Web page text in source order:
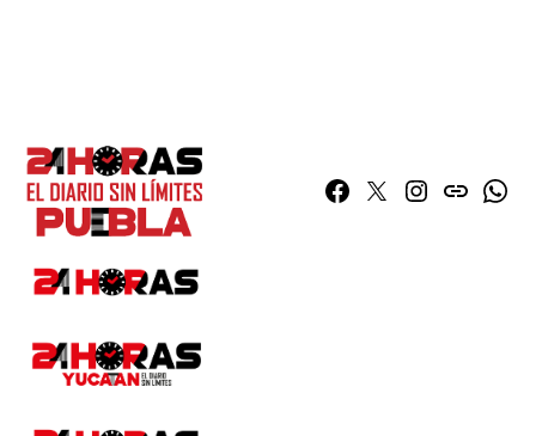
Facebook
TwitterInstagram
issuu